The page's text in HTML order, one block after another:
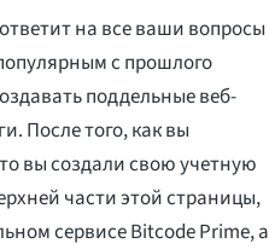
на все ваши вопросы
с прошлого
поддельные веб-
После того, как вы
вы создали свою учетную
части этой страницы,
сервисе Bitcode Prime, а